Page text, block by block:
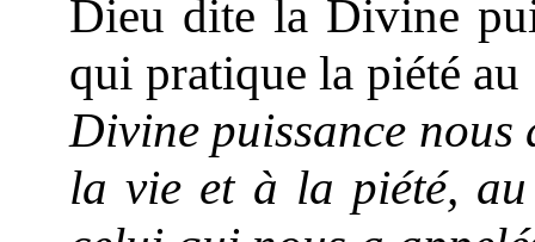
Dieu dite la Divine
qui pratique la piété
Divine puissance
la vie et à la piété, au